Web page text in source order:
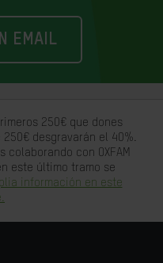
EMAIL
250€ que dones
desgravarán el 40%.
colaborando con OXFAM
este último tramo se
información en este